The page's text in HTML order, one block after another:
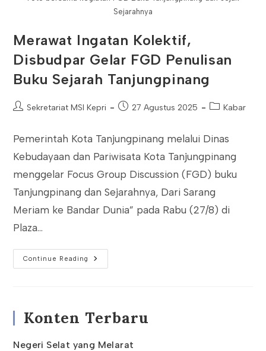
Sejarahnya
Merawat Ingatan Kolektif,
Disbudpar Gelar FGD Penulisan
Buku Sejarah Tanjungpinang
PostSekretariat MSI Kepri
Post27 Agustus 2025
PostKabar
Pemerintah Kota Tanjungpinang melalui Dinas
Kebudayaan dan Pariwisata Kota Tanjungpinang
menggelar Focus Group Discussion (FGD) buku
Tanjungpinang dan Sejarahnya, Dari Sarang
Meriam ke Bandar Dunia” pada Rabu (27/8) di
Plaza…
Continue Reading
Merawat
Ingatan
Buku
Sejarah
Konten Terbaru
Negeri Selat yang Melarat